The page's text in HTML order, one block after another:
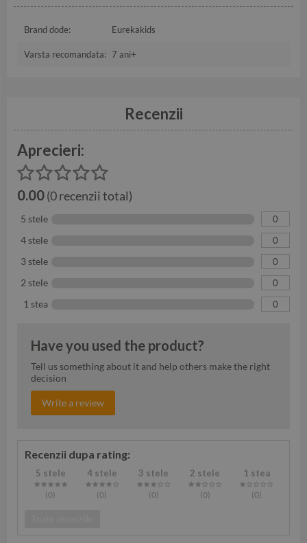
Brand dode: Eurekakids
Varsta recomandata: 7 ani+
Recenzii
Aprecieri:
0.00(0 recenzii total)
5 stele 0
4 stele 0
3 stele 0
2 stele 0
1 stea 0
Have you used the product?
Tell us something about it and help others make the right
decision
Write a review
Recenzii dupa rating:
5 stele
(0)
4 stele
(0)
3 stele
(0)
2 stele
(0)
1 stea
(0)